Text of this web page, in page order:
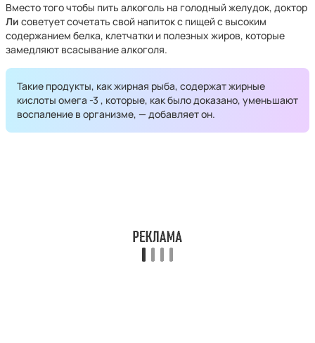
Вместо того чтобы пить алкоголь на голодный желудок, доктор
Ли советует сочетать свой напиток с пищей с высоким
содержанием белка, клетчатки и полезных жиров, которые
замедляют всасывание алкоголя.
Такие продукты, как жирная рыба, содержат жирные
кислоты омега -3 , которые, как было доказано, уменьшают
воспаление в организме, — добавляет он.